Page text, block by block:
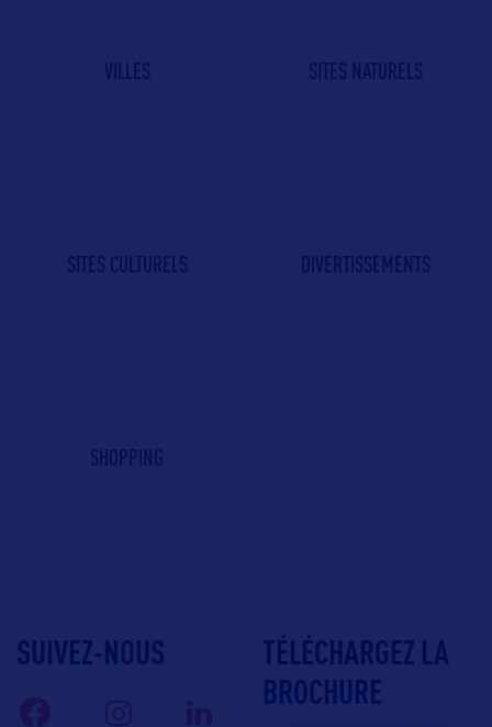
VILLES SITES NATURELS
SITES CULTURELS DIVERTISSEMENTS
SHOPPING
SUIVEZ-NOUS
TÉLÉCHARGEZ LA
BROCHURE